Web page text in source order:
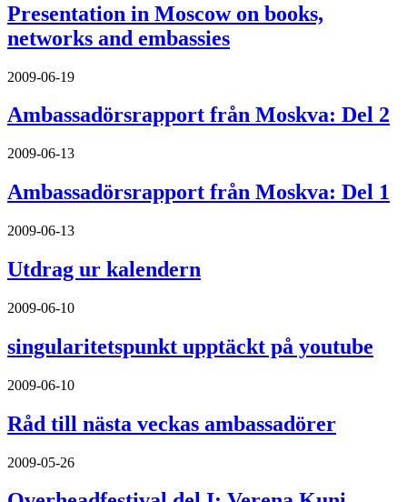
Presentation in Moscow on books,
networks and embassies
2009-06-19
Ambassadörsrapport från Moskva: Del 2
2009-06-13
Ambassadörsrapport från Moskva: Del 1
2009-06-13
Utdrag ur kalendern
2009-06-10
singularitetspunkt upptäckt på youtube
2009-06-10
Råd till nästa veckas ambassadörer
2009-05-26